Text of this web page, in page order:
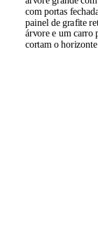
com portas
painel de grafite
árvore e um carro
cortam o horizonte.